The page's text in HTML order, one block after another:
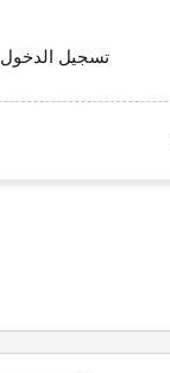
تسجيل الدخول